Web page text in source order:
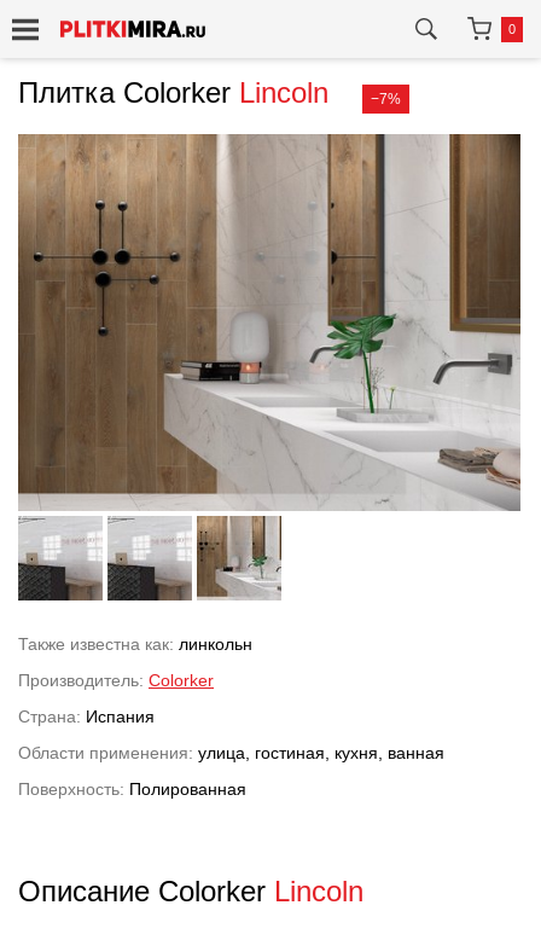
0
Плитка Colorker Lincoln −7%
Также известна как: линкольн
Производитель: Colorker
Страна: Испания
Области применения: улица, гостиная, кухня, ванная
Поверхность: Полированная
Описание Colorker Lincoln